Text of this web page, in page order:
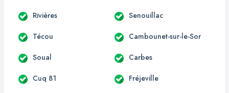
Rivières Senouillac
Técou Cambounet-sur-le-Sor
Soual Carbes
Cuq 81 Fréjeville